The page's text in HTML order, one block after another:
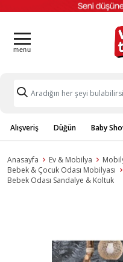
Alışveriş Düğün Baby
Anasayfa Ev & Mobilya
Bebek & Çocuk Odası Mobilyası
Bebek Odası Sandalye & Koltuk